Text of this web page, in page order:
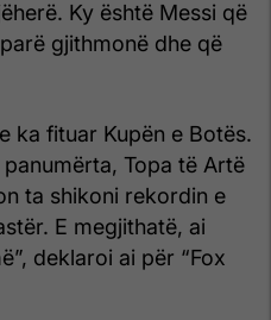
Ky është Messi që
gjithmonë dhe që
ka fituar Kupën e Botës.
Topa të Artë
ta shikoni rekordin e
E megjithatë, ai
deklaroi ai për “Fox